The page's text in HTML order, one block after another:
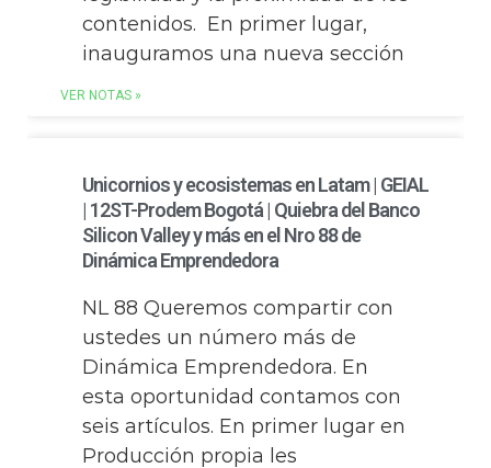
contenidos. En primer lugar,
inauguramos una nueva sección
VER NOTAS »
Unicornios y ecosistemas en Latam | GEIAL
| 12ST-Prodem Bogotá | Quiebra del Banco
Silicon Valley y más en el Nro 88 de
Dinámica Emprendedora
NL 88 Queremos compartir con
ustedes un número más de
Dinámica Emprendedora. En
esta oportunidad contamos con
seis artículos. En primer lugar en
Producción propia les